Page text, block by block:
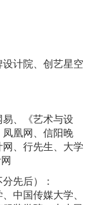
计院、创艺星空
、《艺术与设
凰网、信阳晚
、行先生、大学
先后）：
中国传媒大学、